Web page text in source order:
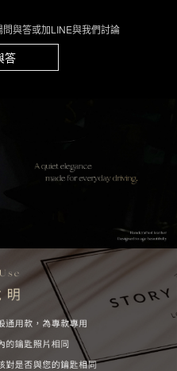
與答或加LINE與我們討論
答